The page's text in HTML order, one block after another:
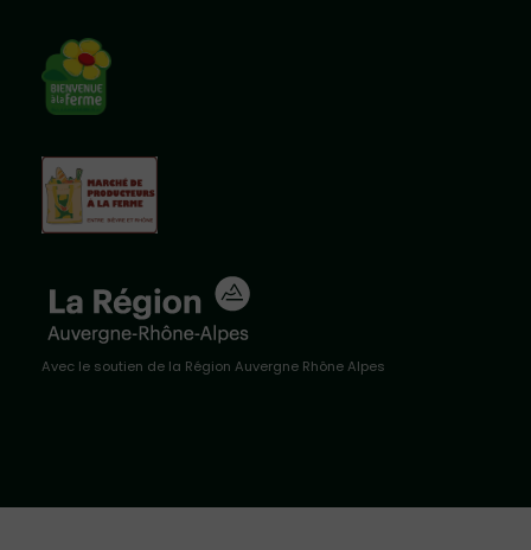
Avec le soutien de la Région Auvergne Rhône Alpes